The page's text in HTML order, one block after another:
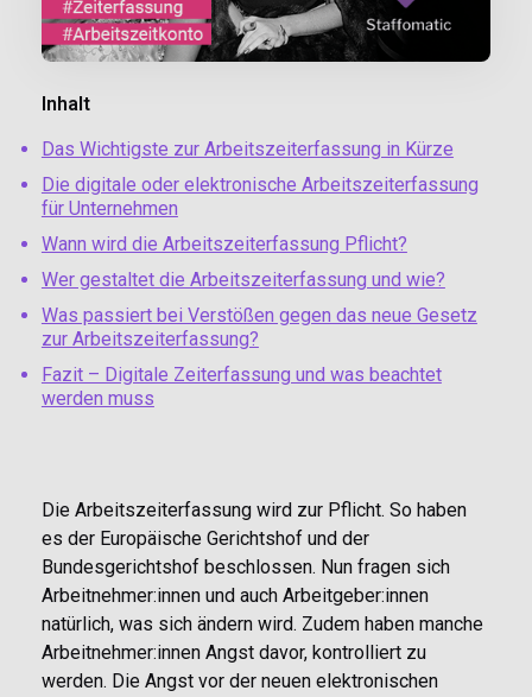
Inhalt
Das Wichtigste zur Arbeitszeiterfassung in Kürze
Die digitale oder elektronische Arbeitszeiterfassung
für Unternehmen
Wann wird die Arbeitszeiterfassung Pflicht?
Wer gestaltet die Arbeitszeiterfassung und wie?
Was passiert bei Verstößen gegen das neue Gesetz
zur Arbeitszeiterfassung?
Fazit – Digitale Zeiterfassung und was beachtet
werden muss
Die Arbeitszeiterfassung wird zur Pflicht. So haben
es der Europäische Gerichtshof und der
Bundesgerichtshof beschlossen. Nun fragen sich
Arbeitnehmer:innen und auch Arbeitgeber:innen
natürlich, was sich ändern wird. Zudem haben manche
Arbeitnehmer:innen Angst davor, kontrolliert zu
werden. Die Angst vor der neuen elektronischen